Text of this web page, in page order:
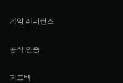
계약 레퍼런스
공식 인증
피드백